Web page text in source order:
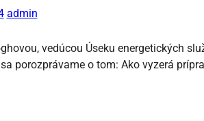
admin
vedúcou Úseku energetických
porozprávame o tom: Ako vyzerá